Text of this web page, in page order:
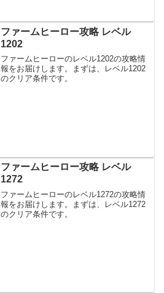
ファームヒーロー攻略 レベル
1202
ファームヒーローのレベル1202の攻略情
報をお届けします。まずは、レベル1202
のクリア条件です。
ファームヒーロー攻略 レベル
1272
ファームヒーローのレベル1272の攻略情
報をお届けします。まずは、レベル1272
のクリア条件です。